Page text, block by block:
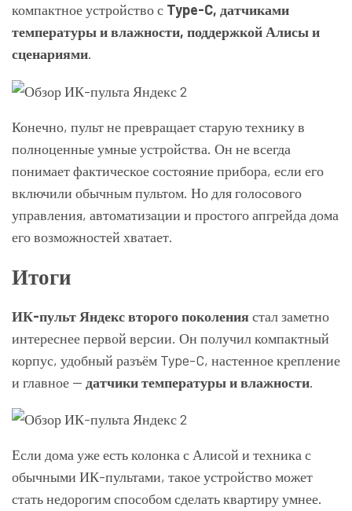
компактное устройство с Type-C, датчиками
температуры и влажности, поддержкой Алисы и
сценариями.
Конечно, пульт не превращает старую технику в
полноценные умные устройства. Он не всегда
понимает фактическое состояние прибора, если его
включили обычным пультом. Но для голосового
управления, автоматизации и простого апгрейда дома
его возможностей хватает.
Итоги
ИК-пульт Яндекс второго поколениястал заметно
интереснее первой версии. Он получил компактный
корпус, удобный разъём Type-C, настенное крепление
и главное — датчики температуры и влажности.
Если дома уже есть колонка с Алисой и техника с
обычными ИК-пультами, такое устройство может
стать недорогим способом сделать квартиру умнее.